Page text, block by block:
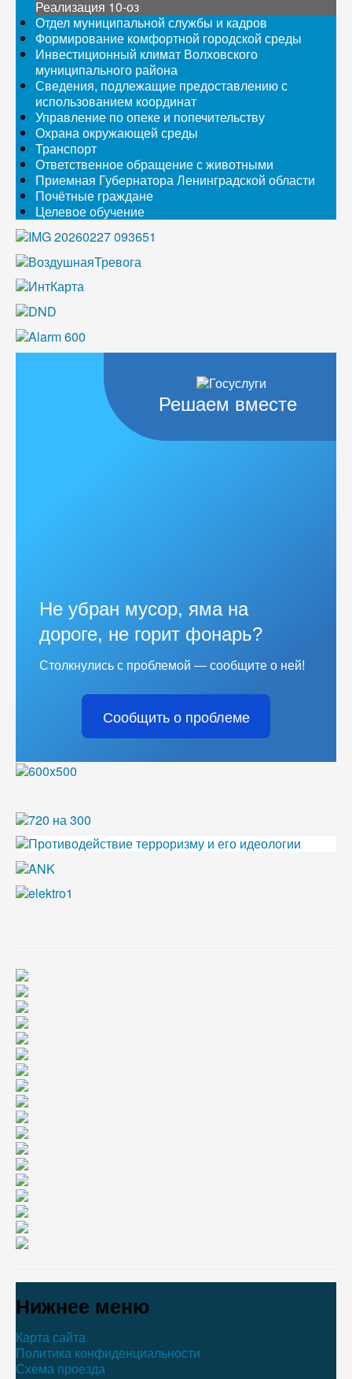
Реализация 10-оз
Отдел муниципальной службы и кадров
Формирование комфортной городской среды
Инвестиционный климат Волховского
муниципального района
Сведения, подлежащие предоставлению с
использованием координат
Управление по опеке и попечительству
Охрана окружающей среды
Транспорт
Ответственное обращение с животными
Приемная Губернатора Ленинградской области
Почётные граждане
Целевое обучение
Решаем вместе
Не убран мусор, яма на
дороге, не горит фонарь?
Столкнулись с проблемой — сообщите о ней!
Сообщить о проблеме
Нижнее меню
Карта сайта
Политика конфиденциальности
Схема проезда